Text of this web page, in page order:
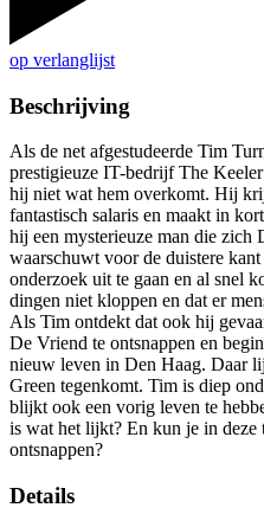
op verlanglijst
Beschrijving
Als de net afgestudeerde Tim
prestigieuze IT-bedrijf The
hij niet wat hem overkomt. Hij
fantastisch salaris en maakt in
hij een mysterieuze man die zich
waarschuwt voor de duistere
onderzoek uit te gaan en al snel
dingen niet kloppen en dat er
Als Tim ontdekt dat ook hij
De Vriend te ontsnappen en
nieuw leven in Den Haag. Daar
Green tegenkomt. Tim is diep
blijkt ook een vorig leven te
is wat het lijkt? En kun je in deze
ontsnappen?
Details